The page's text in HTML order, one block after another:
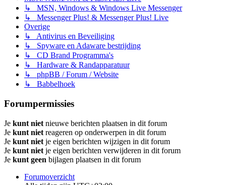
↳ MSN, Windows & Windows Live Messenger
↳ Messenger Plus! & Messenger Plus! Live
Overige
↳ Antivirus en Beveiliging
↳ Spyware en Adaware bestrijding
↳ CD Brand Programma's
↳ Hardware & Randapparatuur
↳ phpBB / Forum / Website
↳ Babbelhoek
Forumpermissies
Je kunt niet nieuwe berichten plaatsen in dit forum
Je kunt niet reageren op onderwerpen in dit forum
Je kunt niet je eigen berichten wijzigen in dit forum
Je kunt niet je eigen berichten verwijderen in dit forum
Je kunt geen bijlagen plaatsen in dit forum
Forumoverzicht